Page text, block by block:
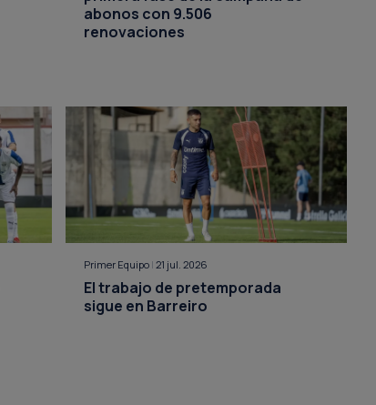
abonos con 9.506
renovaciones
Primer Equipo |21 jul. 2026
El trabajo de pretemporada
sigue en Barreiro